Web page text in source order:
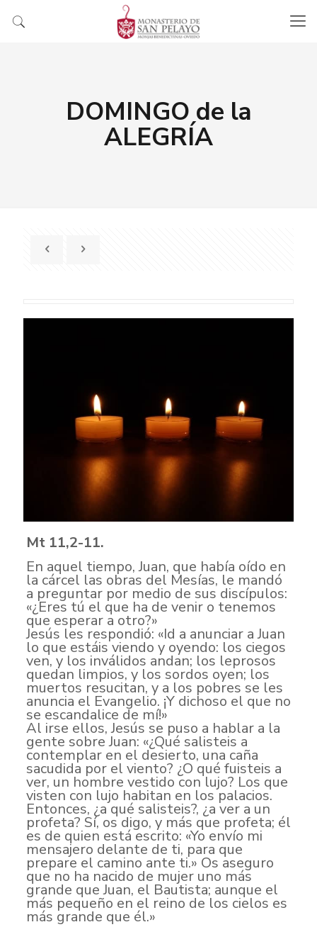
DOMINGO de la
ALEGRÍA
Mt 11,2-11.
En aquel tiempo, Juan, que había oído en
la cárcel las obras del Mesías, le mandó
a preguntar por medio de sus discípulos:
«¿Eres tú el que ha de venir o tenemos
que esperar a otro?»
Jesús les respondió: «Id a anunciar a Juan
lo que estáis viendo y oyendo: los ciegos
ven, y los inválidos andan; los leprosos
quedan limpios, y los sordos oyen; los
muertos resucitan, y a los pobres se les
anuncia el Evangelio. ¡Y dichoso el que no
se escandalice de mí!»
Al irse ellos, Jesús se puso a hablar a la
gente sobre Juan: «¿Qué salisteis a
contemplar en el desierto, una caña
sacudida por el viento? ¿O qué fuisteis a
ver, un hombre vestido con lujo? Los que
visten con lujo habitan en los palacios.
Entonces, ¿a qué salisteis?, ¿a ver a un
profeta? Sí, os digo, y más que profeta; él
es de quien está escrito: «Yo envío mi
mensajero delante de ti, para que
prepare el camino ante ti.» Os aseguro
que no ha nacido de mujer uno más
grande que Juan, el Bautista; aunque el
más pequeño en el reino de los cielos es
más grande que él.»